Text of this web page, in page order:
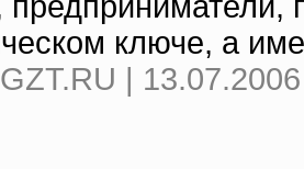
ключе, а
|